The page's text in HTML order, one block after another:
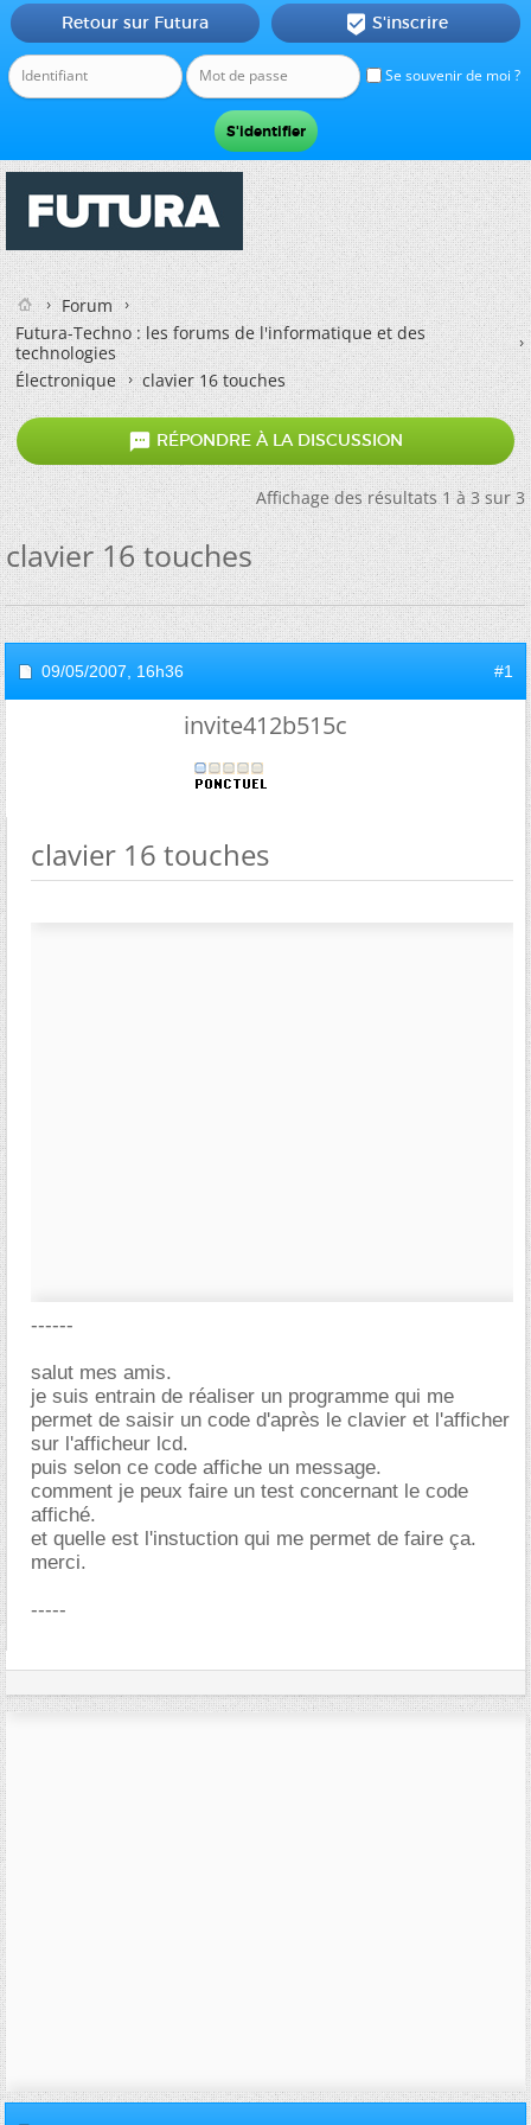
Se souvenir de moi ?
Retour sur Futura  S'inscrire
Forum
Futura-Techno : les forums de l'informatique et des
technologies
Électronique
clavier 16 touches
 RÉPONDRE À LA DISCUSSION
Affichage des résultats 1 à 3 sur 3
clavier 16 touches
09/05/2007, 16h36 #1
invite412b515c
clavier 16 touches
------
salut mes amis.
je suis entrain de réaliser un programme qui me
permet de saisir un code d'après le clavier et l'afficher
sur l'afficheur lcd.
puis selon ce code affiche un message.
comment je peux faire un test concernant le code
affiché.
et quelle est l'instuction qui me permet de faire ça.
merci.
-----